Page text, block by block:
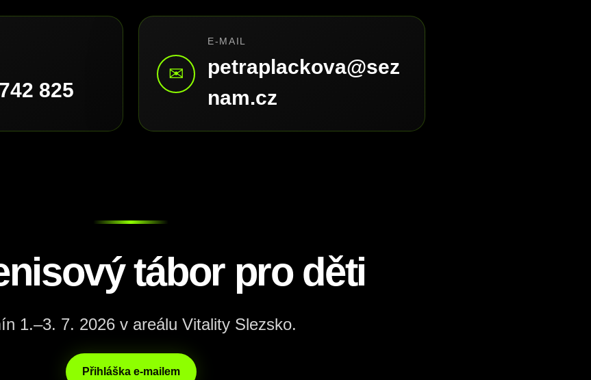
825
✉
E-MAIL
petraplackova@sez
nam.cz
tábor pro děti
1.–3. 7. 2026 v areálu Vitality Slezsko.
Přihláška e-mailem